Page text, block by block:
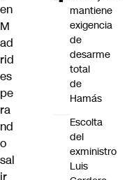
en
M
ad
rid
es
pe
ra
nd
o
sal
ir
mantiene
exigencia
de
desarme
total
de
Hamás
Escolta
del
exministro
Luis